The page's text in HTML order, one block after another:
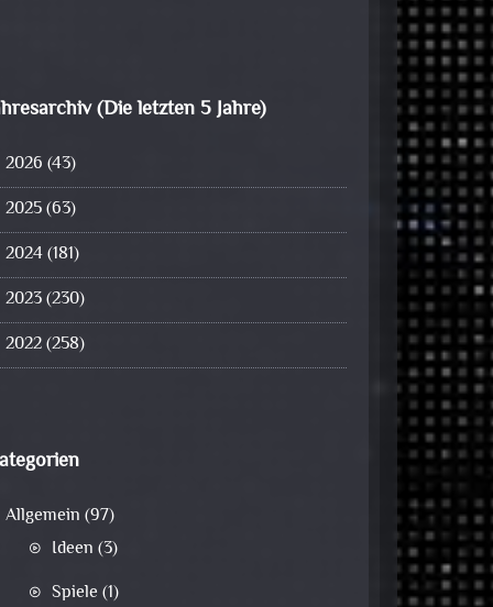
(Die letzten 5 Jahre)
2026 (43)
2025(63)
2024(181)
2023(230)
2022(258)
Allgemein (97)
Ideen (3)
Spiele (1)